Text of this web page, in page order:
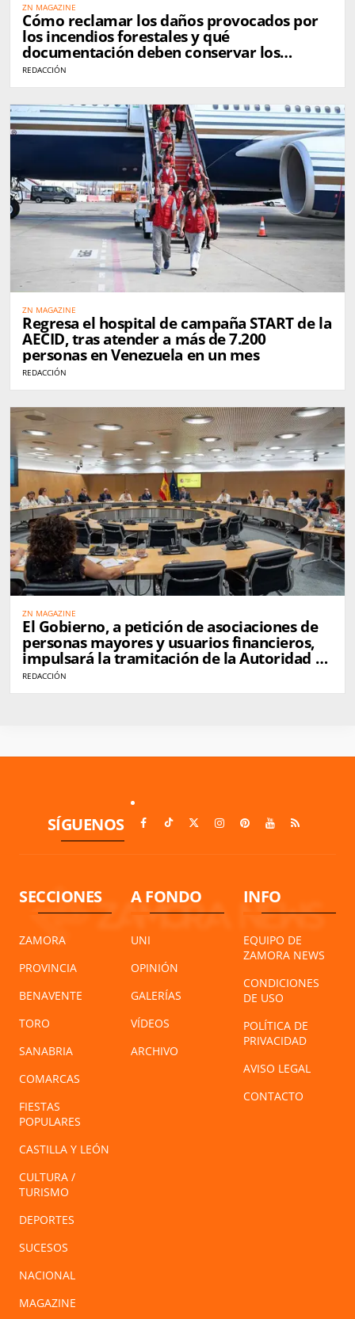
ZN MAGAZINE
Cómo reclamar los daños provocados por
los incendios forestales y qué
documentación deben conservar los
afectados
REDACCIÓN
ZN MAGAZINE
Regresa el hospital de campaña START de la
AECID, tras atender a más de 7.200
personas en Venezuela en un mes
REDACCIÓN
ZN MAGAZINE
El Gobierno, a petición de asociaciones de
personas mayores y usuarios financieros,
impulsará la tramitación de la Autoridad de
Defensa del Cliente Financiero en
septiembre
REDACCIÓN
SÍGUENOS
SECCIONES
ZAMORA
PROVINCIA
BENAVENTE
TORO
SANABRIA
COMARCAS
FIESTAS
POPULARES
CASTILLA Y LEÓN
CULTURA /
TURISMO
DEPORTES
SUCESOS
NACIONAL
MAGAZINE
A FONDO
UNI
OPINIÓN
GALERÍAS
VÍDEOS
ARCHIVO
INFO
EQUIPO DE
ZAMORA NEWS
CONDICIONES
DE USO
POLÍTICA DE
PRIVACIDAD
AVISO LEGAL
CONTACTO